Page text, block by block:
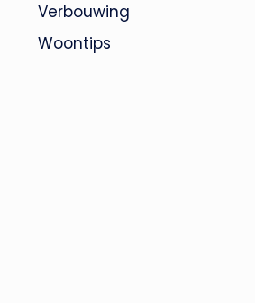
Verbouwing
Woontips